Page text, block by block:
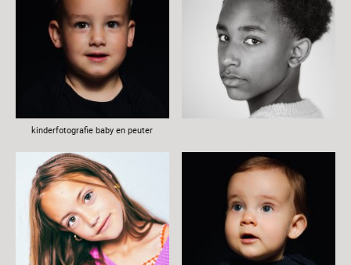
kinderfotografie baby en peuter